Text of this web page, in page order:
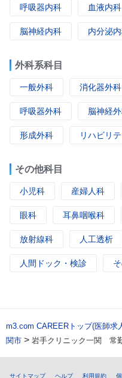
呼吸器内科 血液内科
脳神経内科 内分泌
外科系科目
一般外科 消化器外科
呼吸器外科 脳神経
形成外科 リハビリ
その他科目
小児科 産婦人科
眼科 耳鼻咽喉科
放射線科 人工透析
人間ドック・検診
m3.com CAREERトップ(医師求
関市 > 岩手クリニック一関 常
サイトマップ ヘルプ 利用規約